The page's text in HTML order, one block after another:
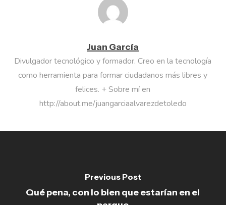
Juan García
Divulgador tecnológico y formador. Creo en la tecnología
como herramienta para formar ciudadanos más libres y
felices. + Sobre mí en
http://about.me/juangarciaalvarezdetoledo
Previous Post
Qué pena, con lo bien que estarían en el